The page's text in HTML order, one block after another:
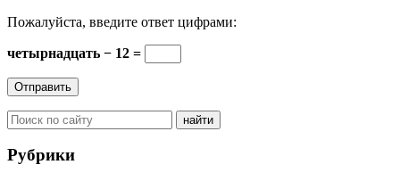
Пожалуйста, введите ответ цифрами:
четырнадцать − 12 =
Рубрики